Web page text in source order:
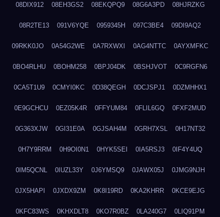
08DIX912 08EH3GS2 08EKQPQ9 08G6A3PD 08HJRZKG
08R2TE13 091V6YQE 0959345H 097C3BE4 09DI9AQ2
09RKK0JO 0A54G2WE 0A7RXWXI 0AG4NTTC 0AYXMFKC
0BO4RLHU 0BOHM258 0BPJ04DK 0BSHJVOT 0C9RGFN6
0CA5T1U9 0CMYI0KC 0D38QEGH 0DCJSPJ1 0DZMHHX1
0E9GCHCU 0EZ05K4R 0FFYUM84 0FLIL6GQ 0FXF2MUD
0G363XJW 0GI31E0A 0GJSAH4M 0GRH7XSL 0H17NT32
0H7Y9RRM 0H9OI0N1 0HYK5SEI 0IA5RSJ3 0IF4Y4UQ
0IM5QCNL 0IUZL33Y 0J6YMSQ9 0JAWX05J 0JMG9NJH
0JX5HAPI 0JXDX9ZM 0K8I19RD 0KA2KHRR 0KCE9EJG
0KFC83WS 0KHXDLT8 0KO7R0BZ 0LA240G7 0LIQ91PM